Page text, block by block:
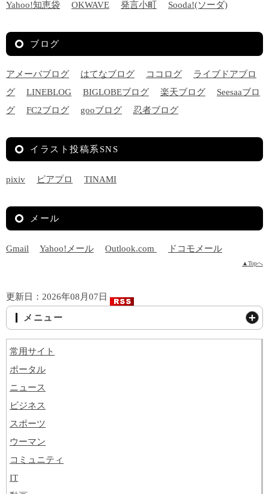
Yahoo!知恵袋 OKWAVE 発言小町 Sooda!(ソーダ)
ブログ
アメーバブログ はてなブログ ココログ
ライブドアブロ
グ
LINEBLOG BIGLOBEブログ 楽天ブログ
Seesaaブロ
グ
FC2ブログ gooブログ 忍者ブログ
イラスト投稿系SNS
pixiv ピアプロ TINAMI
メール
Gmail Yahoo!メール Outlook.com ドコモメール
▲Topへ
更新日：2026年08月07日
メニュー
常用サイト
ポータル
ニュース
ビジネス
スポーツ
ウーマン
コミュニティ
IT